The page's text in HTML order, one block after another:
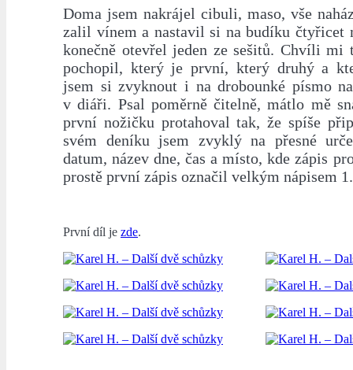
Doma jsem nakrájel cibuli, maso, vše
zalil vínem a nastavil si na budíku čtyřicet
konečně otevřel jeden ze sešitů. Chvíli mi
pochopil, který je první, který druhý a
jsem si zvyknout i na drobounké písmo
v diáři. Psal poměrně čitelně, mátlo mě
první nožičku protahoval tak, že spíše
svém deníku jsem zvyklý na přesné
datum, název dne, čas a místo, kde zápis
prostě první zápis označil velkým nápisem
První díl je zde.